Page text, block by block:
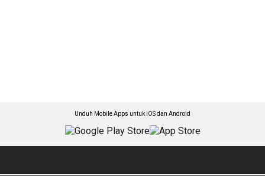
Unduh Mobile Apps untuk iOS dan Android